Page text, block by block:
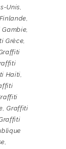
Unis,
,
Gambie,
Grèce,
Haïti,
,Graffiti
,